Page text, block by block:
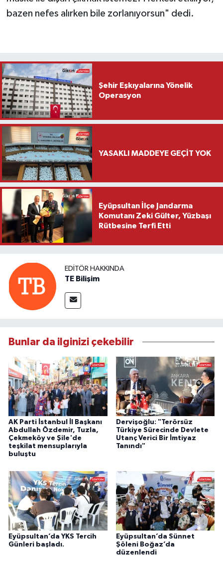
bazen nefes alırken bile zorlanıyorsun" dedi.
Şehir Eşkıyalarına Yönelik
Operasyon
YASAKLI MADDEYE GEÇİT YOK
Eyüpsultan İlçe Jandarma
Komutanı Zeki Gülter, Yüzbaşı
Rütbesine Terfi Etti
EDITÖR HAKKINDA
TE Bilişim
Bunlar da ilginizi çekebilir
AK Parti İstanbul İl Başkanı
Abdullah Özdemir, Tuzla,
Çekmeköy ve Şile'de
teşkilat mensuplarıyla
buluştu
Dervişoğlu: "Terörsüz
Türkiye Sürecinde Devlete
Utanç Verici Bir İmtiyaz
Tanındı"
Eyüpsultan’da YKS Tercih
Günleri başladı.
Eyüpsultan’da Sünnet
Şöleni Boğaz’da
düzenlendi